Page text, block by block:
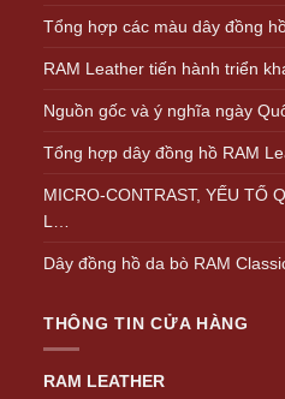
Tổng hợp các màu dây đồng
RAM Leather tiến hành triển
Nguồn gốc và ý nghĩa ngày
Tổng hợp dây đồng hồ RAM
MICRO-CONTRAST, YẾU TỐ
L…
Dây đồng hồ da bò RAM
THÔNG TIN CỬA HÀNG
RAM LEATHER